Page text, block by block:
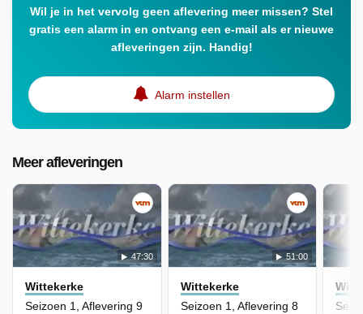
Wil je in het vervolg geen aflevering meer missen? Stel
gratis een alarm in en ontvang een e-mail als er nieuwe
afleveringen zijn. Handig!
Alarm instellen
Meer afleveringen
47:30
Wittekerke
Seizoen 1, Aflevering 9
51:00
Wittekerke
Seizoen 1, Aflevering 8